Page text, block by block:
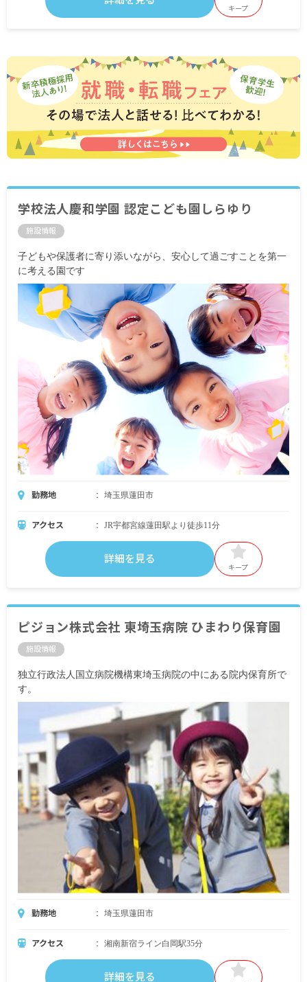
キープ
学校法人慶和学園 認定こども園しらゆり
施設情報
子どもや保護者に寄り添いながら、安心して過ごすことを第一
に考える園です
勤務地 埼玉県蓮田市
アクセス JR宇都宮線蓮田駅より徒歩11分
詳細を見る
キープ
ピジョン株式会社 東埼玉病院 ひまわり保育園
施設情報
独立行政法人国立病院機構東埼玉病院の中にある院内保育所で
す。
勤務地 埼玉県蓮田市
アクセス 湘南新宿ライン白岡駅35分
詳細を見る